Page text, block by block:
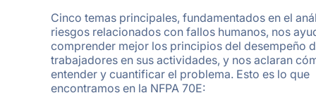
Cinco temas principales, fundamentados en el
riesgos relacionados con fallos humanos, nos
comprender mejor los principios del desempeño
trabajadores en sus actividades, y nos aclaran
entender y cuantificar el problema. Esto es lo que
encontramos en la NFPA 70E: